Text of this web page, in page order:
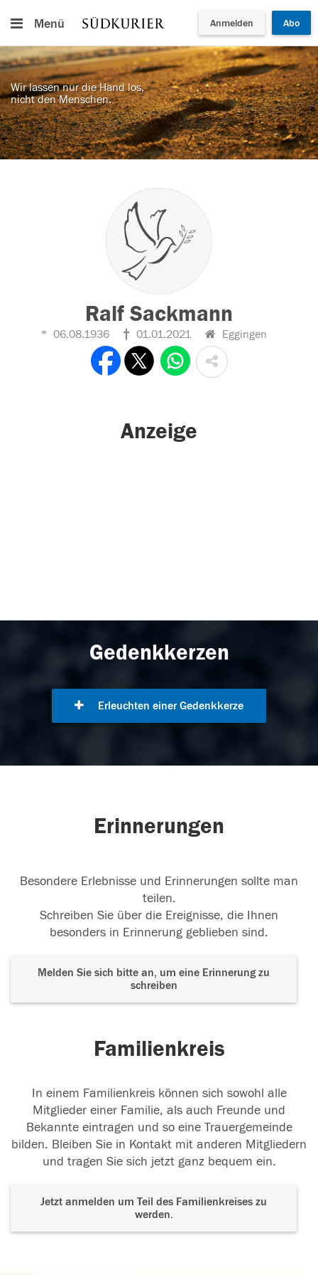
Menü Anmelden Abo
Wir lassen nur die Hand los,
nicht den Menschen.
Ralf Sackmann
06.08.1936 01.01.2021 Eggingen
Anzeige
Gedenkkerzen
Erleuchten einer Gedenkkerze
Erinnerungen
Besondere Erlebnisse und Erinnerungen sollte man
teilen.
Schreiben Sie über die Ereignisse, die Ihnen
besonders in Erinnerung geblieben sind.
Melden Sie sich bitte an, um eine Erinnerung zu
schreiben
Familienkreis
In einem Familienkreis können sich sowohl alle
Mitglieder einer Familie, als auch Freunde und
Bekannte eintragen und so eine Trauergemeinde
bilden. Bleiben Sie in Kontakt mit anderen Mitgliedern
und tragen Sie sich jetzt ganz bequem ein.
Jetzt anmelden um Teil des Familienkreises zu
werden.